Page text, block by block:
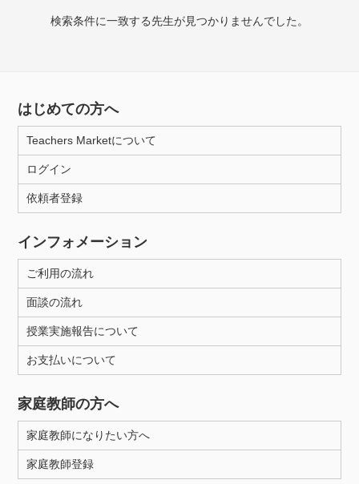
検索条件に一致する先生が見つかりませんでした。
月曜日 火曜日
所属大学
距離：15km以内
年齢：18-101歳
はじめての方へ
Teachers Marketについて
ログイン
依頼者登録
インフォメーション
ご利用の流れ
面談の流れ
授業実施報告について
お支払いについて
家庭教師の方へ
家庭教師になりたい方へ
家庭教師登録